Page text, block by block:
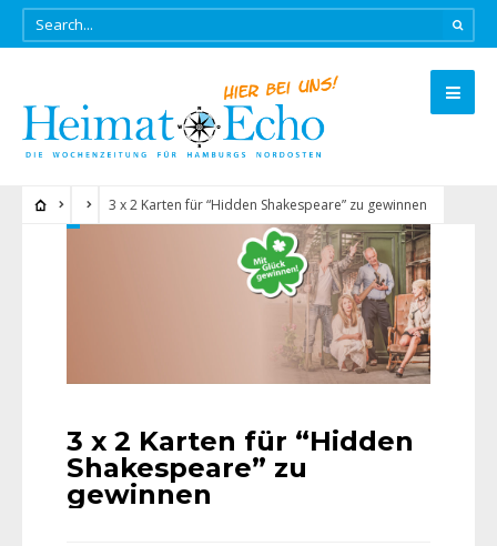
3 x 2 Karten für “Hidden Shakespeare” zu gewinnen
3 x 2 Karten für “Hidden
Shakespeare” zu
gewinnen